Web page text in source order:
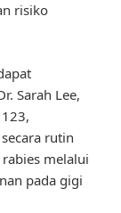
risiko
Sarah Lee,
rutin
melalui
pada gigi